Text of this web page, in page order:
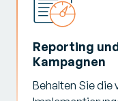
Reporting
Kampagnen
Behalten Sie die